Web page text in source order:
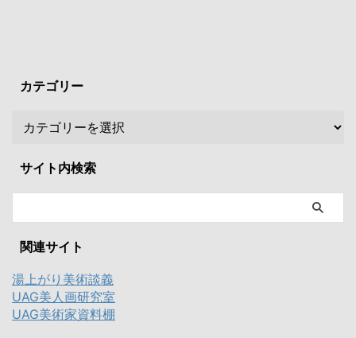
カテゴリー
サイト内検索
関連サイト
湯上がり美術談義
UAG美人画研究室
UAG美術家資料棚